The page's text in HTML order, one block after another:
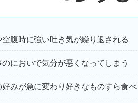
空腹時に強い吐き気が繰り返される
のにおいで気分が悪くなってしまう
好みが急に変わり好きなものすら食